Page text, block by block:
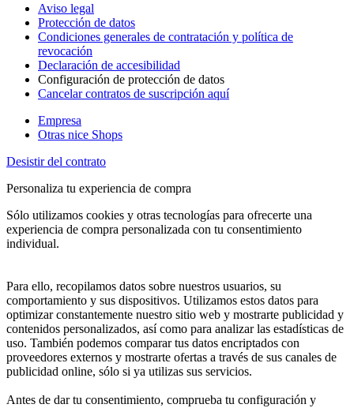
Aviso legal
Protección de datos
Condiciones generales de contratación y política de
revocación
Declaración de accesibilidad
Configuración de protección de datos
Cancelar contratos de suscripción aquí
Empresa
Otras nice Shops
Desistir del contrato
Personaliza tu experiencia de compra
Sólo utilizamos cookies y otras tecnologías para ofrecerte una
experiencia de compra personalizada con tu consentimiento
individual.
Para ello, recopilamos datos sobre nuestros usuarios, su
comportamiento y sus dispositivos. Utilizamos estos datos para
optimizar constantemente nuestro sitio web y mostrarte publicidad y
contenidos personalizados, así como para analizar las estadísticas de
uso. También podemos comparar tus datos encriptados con
proveedores externos y mostrarte ofertas a través de sus canales de
publicidad online, sólo si ya utilizas sus servicios.
Antes de dar tu consentimiento, comprueba tu configuración y